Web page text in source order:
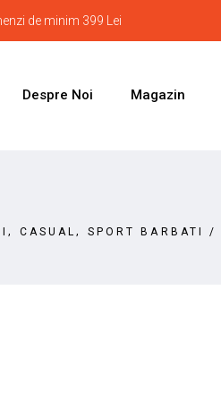
de minim 399 Lei
Despre Noi Magazin
, CASUAL, SPORT BARBATI /